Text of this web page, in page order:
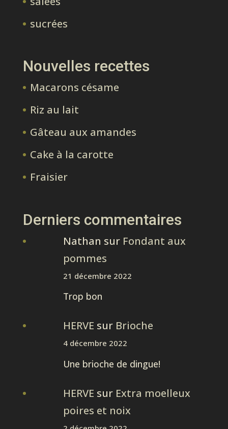
sucrées
Nouvelles recettes
Macarons césame
Riz au lait
Gâteau aux amandes
Cake à la carotte
Fraisier
Derniers commentaires
Nathan sur Fondant aux
pommes
21 décembre 2022
Trop bon
HERVE sur Brioche
4 décembre 2022
Une brioche de dingue!
HERVE sur Extra moelleux
poires et noix